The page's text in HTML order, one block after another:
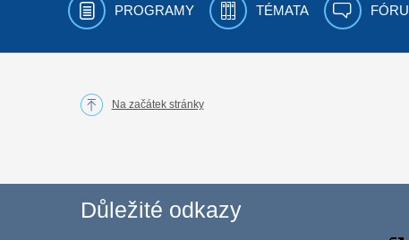
PROGRAMY TÉMATA
Na začátek stránky
Důležité odkazy